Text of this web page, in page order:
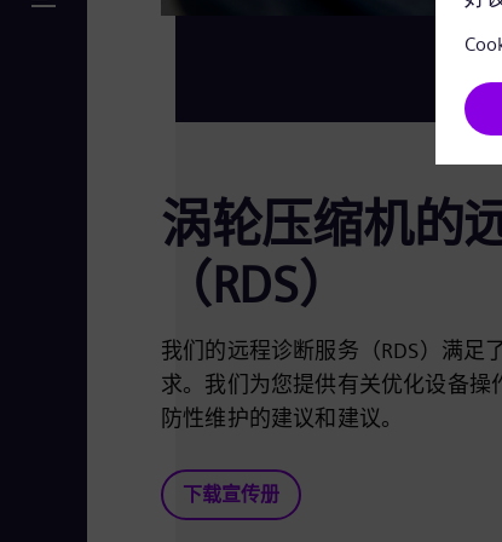
涡轮压缩机的
（RDS）
我们的远程诊断服务（RDS）满
求。我们为您提供有关优化设备操
防性维护的建议和建议。
下载宣传册